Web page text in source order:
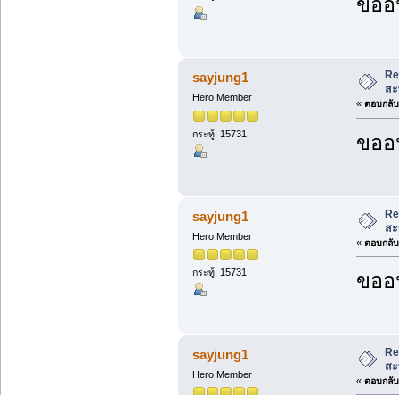
sayjung1
Hero Member
กระทู้: 15731
ส
« ตอบกลั
ขอ
sayjung1
Hero Member
กระทู้: 15731
ส
« ตอบกลั
ขอ
sayjung1
Hero Member
ส
« ตอบกลั